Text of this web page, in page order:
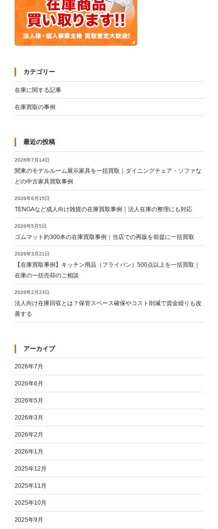
カテゴリー
在庫に関する記事
在庫買取の事例
最近の投稿
関東のモデルルーム展示家具を一括買取｜ダイニングチェア・ソファな
どの中古家具買取事例
2026年7月14日
TENGAなど成人向け雑貨の在庫買取事例｜法人在庫の整理にも対応
2026年6月15日
ゴムマット約300本の在庫買取事例｜当店での再販を前提に一括買取
2026年5月5日
【在庫買取事例】キッチン用品（フライパン）500点以上を一括買取｜
在庫の一括売却のご相談
2026年3月21日
法人向け在庫回収とは？保管スペース確保やコスト削減で資金繰りも改
善する
2026年2月23日
アーカイブ
2026年7月
2026年6月
2026年5月
2026年3月
2026年2月
2026年1月
2025年12月
2025年11月
2025年10月
2025年9月